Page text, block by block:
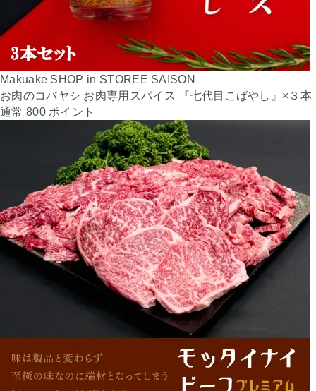
Makuake SHOP in STOREE SAISON
お肉のコバヤシ お肉専用スパイス 『七代目こばやし』×３本
通常 800 ポイント